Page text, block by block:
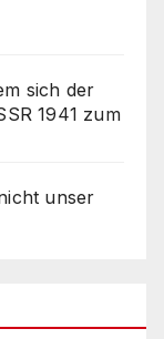
sich der
1941 zum
unser